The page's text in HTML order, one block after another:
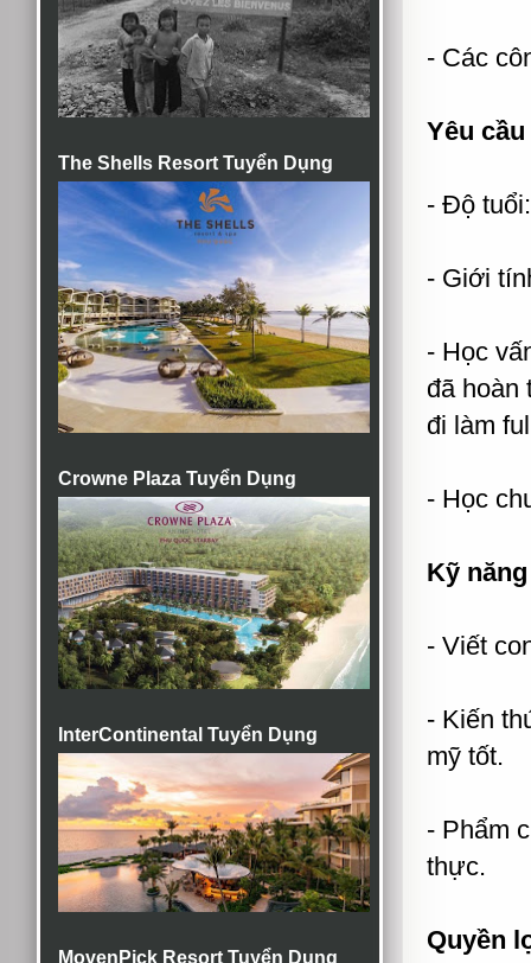
The Shells Resort Tuyển Dụng
Crowne Plaza Tuyển Dụng
InterContinental Tuyển Dụng
MovenPick Resort Tuyển Dụng
- Các
Yêu
- Độ
- Giới
- Học
đã hoàn
đi làm
- Học
Kỹ năng
- Viết
- Kiến
mỹ tốt.
- Phẩm
thực.
Quyền